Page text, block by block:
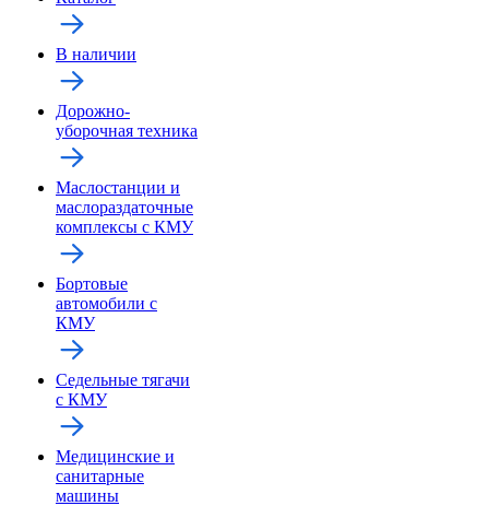
В наличии
Дорожно-
уборочная техника
Маслостанции и
маслораздаточные
комплексы с КМУ
Бортовые
автомобили с
КМУ
Седельные тягачи
с КМУ
Медицинские и
санитарные
машины